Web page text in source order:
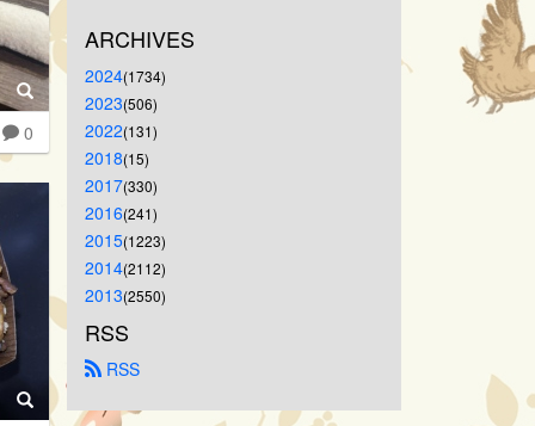
0
ARCHIVES
2024(1734)
2023(506)
2022(131)
2018(15)
2017(330)
2016(241)
2015(1223)
2014(2112)
2013(2550)
RSS
RSS